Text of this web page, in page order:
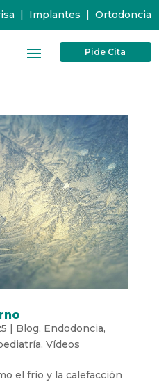
| Implantes | Ortodoncia
Pide Cita
Blog, Endodoncia,
, Vídeos
el frío y la calefacción